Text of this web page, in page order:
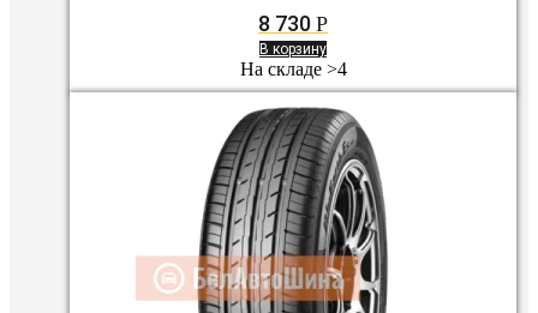
8 730 Р
В корзину
На складе >4